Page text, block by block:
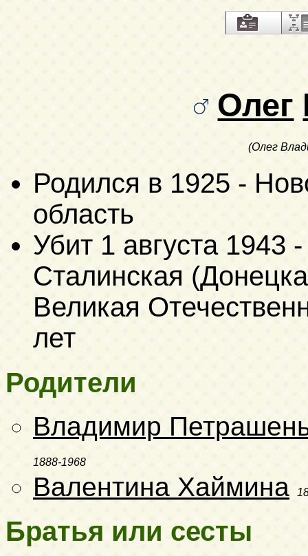
Олег
(Олег
Родился в 1925 -
область
Убит 1 августа 1943
Сталинская
Великая
лет
Родители
Владимир
1888-1968
Валентина Хаймина
Братья или сесты